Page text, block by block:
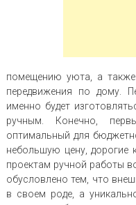
помещению уюта, а
передвижения по дому.
именно будет
ручным. Конечно,
оптимальный для
небольшую цену, дорогие
проектам ручной работы
обусловлено тем, что
в своем роде, а